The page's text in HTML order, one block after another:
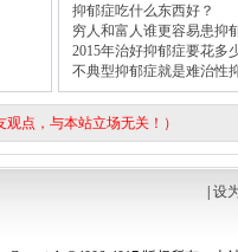
抑郁症吃什么东西好？
穷人和富人谁更容易患抑
2015年治好抑郁症要花多
不典型抑郁症就是难治性
点，与本站立场无关！）
设